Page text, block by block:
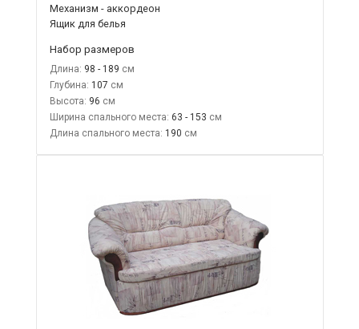
Механизм - аккордеон
Ящик для белья
Набор размеров
Длина: 98 - 189
Глубина: 107
Высота: 96
Ширина спального места: 63 - 153
Длина спального места: 190